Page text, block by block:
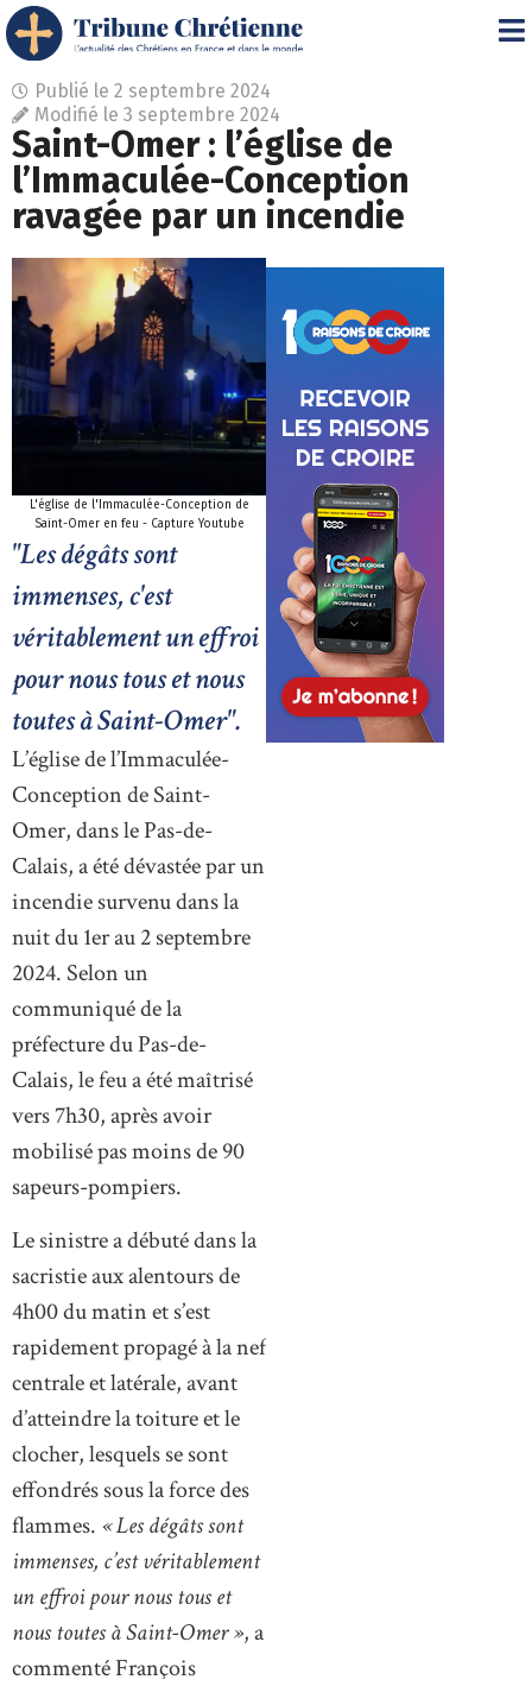
Publié le 2 septembre 2024
Modifié le 3 septembre 2024
Saint-Omer : l’église de
l’Immaculée-Conception
ravagée par un incendie
L'église de l'Immaculée-Conception de
Saint-Omer en feu - Capture Youtube
"Les dégâts sont
immenses, c'est
véritablement un effroi
pour nous tous et nous
toutes à Saint-Omer".
L’église de l’Immaculée-
Conception de Saint-
Omer, dans le Pas-de-
Calais, a été dévastée par un
incendie survenu dans la
nuit du 1er au 2 septembre
2024. Selon un
communiqué de la
préfecture du Pas-de-
Calais, le feu a été maîtrisé
vers 7h30, après avoir
mobilisé pas moins de 90
sapeurs-pompiers.
Le sinistre a débuté dans la
sacristie aux alentours de
4h00 du matin et s’est
rapidement propagé à la nef
centrale et latérale, avant
d’atteindre la toiture et le
clocher, lesquels se sont
effondrés sous la force des
flammes. « Les dégâts sont
immenses, c’est véritablement
un effroi pour nous tous et
nous toutes à Saint-Omer », a
commenté François